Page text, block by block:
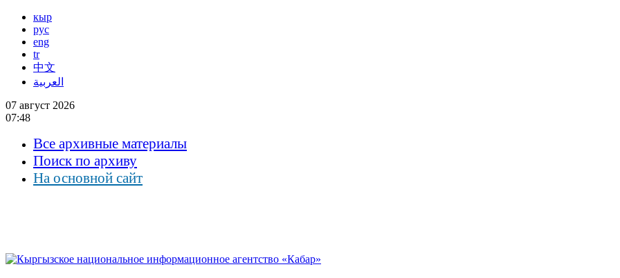
кыр
рус
eng
tr
中文
العربية
07 август 2026
07:48
Все архивные материалы
Поиск по архиву
На основной сайт